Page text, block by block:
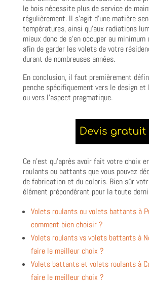
le bois nécessite plus de service de
régulièrement. Il s’agit d’une matière
températures, ainsi qu’aux radiations
mieux donc de s’en occuper au
afin de garder les volets de votre
durant de nombreuses années.
En conclusion, il faut premièrement
penche spécifiquement vers le design et
ou vers l’aspect pragmatique.
Ce n’est qu’après avoir fait votre choix
roulants ou battants que vous pouvez
de fabrication et du coloris. Bien sûr
élément prépondérant pour la toute
Volets roulants ou volets battants à
comment bien choisir ?
Volets roulants vs volets battants à
faire le meilleur choix ?
Volets battants et volets roulants à
faire le meilleur choix ?